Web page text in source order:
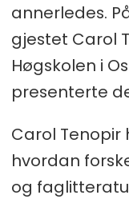
annerledes.
gjestet Carol
Høgskolen i
presenterte
Carol
hvordan
og